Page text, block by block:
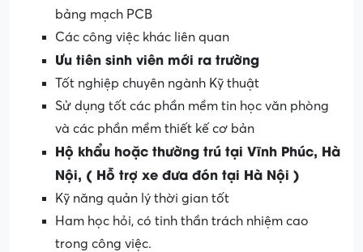
bảng mạch PCB
Các công việc khác liên quan
Ưu tiên sinh viên mới ra trường
Tốt nghiệp chuyên ngành Kỹ thuật
Sử dụng tốt các phần mềm tin học văn phòng
và các phần mềm thiết kế cơ bản
Hộ khẩu hoặc thường trú tại Vĩnh Phúc, Hà
Nội, ( Hỗ trợ xe đưa đón tại Hà Nội )
Kỹ năng quản lý thời gian tốt
Ham học hỏi, có tinh thần trách nhiệm cao
trong công việc.